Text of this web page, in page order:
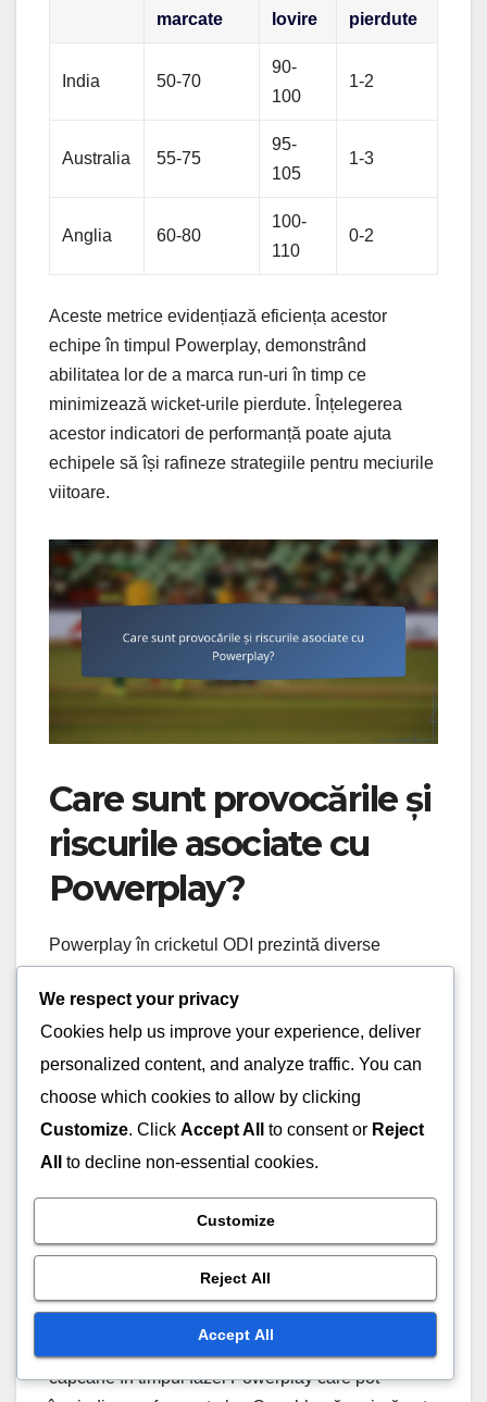
marcate
lovire
pierdute
India 50-70
90-
100
1-2
Australia 55-75
95-
105
1-3
Anglia 60-80
100-
110
0-2
Aceste metrice evidențiază eficiența acestor
echipe în timpul Powerplay, demonstrând
abilitatea lor de a marca run-uri în timp ce
minimizează wicket-urile pierdute. Înțelegerea
acestor indicatori de performanță poate ajuta
echipele să își rafineze strategiile pentru meciurile
viitoare.
Care sunt provocările și
riscurile asociate cu
Powerplay?
Powerplay în cricketul ODI prezintă diverse
navigheze pentru a maximiza potențialul de
marcare în timp ce minimizează pierderile.
Problemele cheie includ gestionarea tacticilor de
batere agresivă, abordarea plasărilor defensive și
echilibrarea riscurilor cu recompensele pentru a
Capcanele comune cu
care se confruntă echipele
în timpul Powerplay
Echipele se confruntă adesea cu mai multe
capcane în timpul fazei Powerplay care pot
We respect your privacy
Cookies help us improve your experience, deliver
personalized content, and analyze traffic. You can
choose which cookies to allow by clicking
Customize. Click Accept All to consent or Reject
All
to decline non-essential cookies.
Customize
Reject All
Accept All